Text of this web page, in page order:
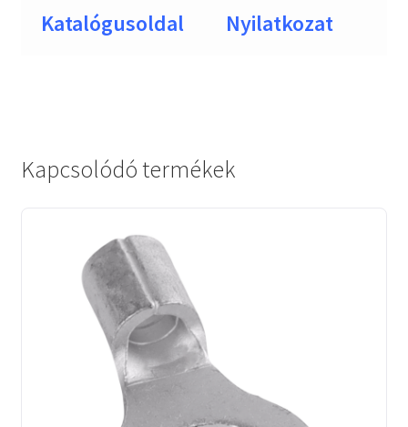
Katalógusoldal Nyilatkozat
Kapcsolódó termékek